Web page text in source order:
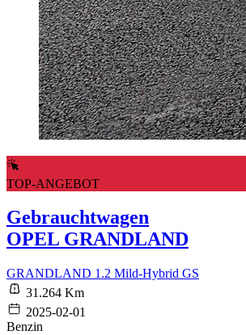
TOP-ANGEBOT
Gebrauchtwagen
OPEL GRANDLAND
GRANDLAND 1.2 Mild-Hybrid GS
31.264 Km
2025-02-01
Benzin